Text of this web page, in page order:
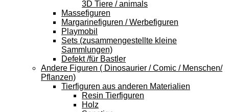
3D Tiere / animals
Massefiguren
Margarinefiguren / Werbefiguren
Playmobil
Sets (zusammengestellte kleine
Sammlungen)
Defekt /für Bastler
Andere Figuren ( Dinosaurier / Comic / Menschen/
Pflanzen)
Tierfiguren aus anderen Materialien
Resin Tierfiguren
Holz